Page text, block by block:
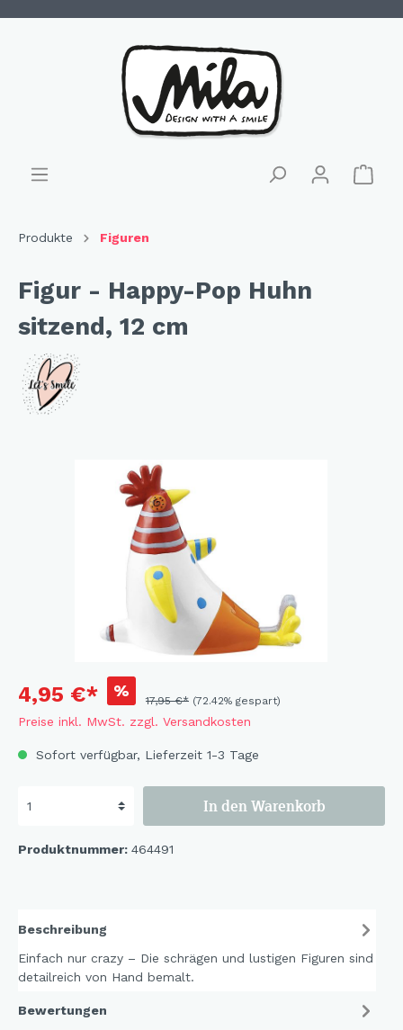
Produkte Figuren
Figur - Happy-Pop Huhn
sitzend, 12 cm
4,95 €* %
17,95 €* (72.42% gespart)
Preise inkl. MwSt. zzgl. Versandkosten
Sofort verfügbar, Lieferzeit 1-3 Tage
In den Warenkorb
Produktnummer: 464491
Beschreibung
Einfach nur crazy – Die schrägen und lustigen Figuren sind
detailreich von Hand bemalt.
Bewertungen